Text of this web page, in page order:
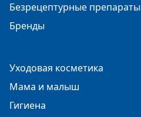
Безрецептурные препараты
Бренды
Уходовая косметика
Мама и малыш
Гигиена